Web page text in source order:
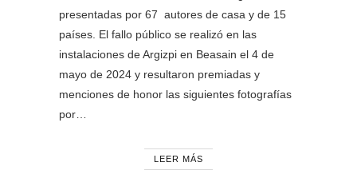
presentadas por 67 autores de casa y de 15
países. El fallo público se realizó en las
instalaciones de Argizpi en Beasain el 4 de
mayo de 2024 y resultaron premiadas y
menciones de honor las siguientes fotografías
por…
LEER MÁS